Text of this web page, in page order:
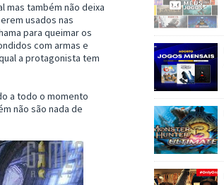
mas também não deixa
usados nas
para queimar os
com armas e
a protagonista tem
a todo o momento
não são nada de